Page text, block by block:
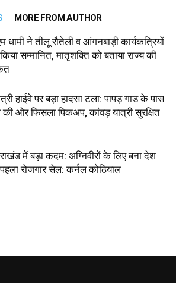
MORE FROM AUTHOR
धामी ने तीलू रौतेली व आंगनबाड़ी कार्यकत्रियों
सम्मानित, मातृशक्ति को बताया राज्य की
हाईवे पर बड़ा हादसा टला: पापड़ गाड के पास
की ओर फिसला पिकअप, कांवड़ यात्री सुरक्षित
में बड़ा कदम: अग्निवीरों के लिए बना देश
रोजगार सेल: कर्नल कोठियाल